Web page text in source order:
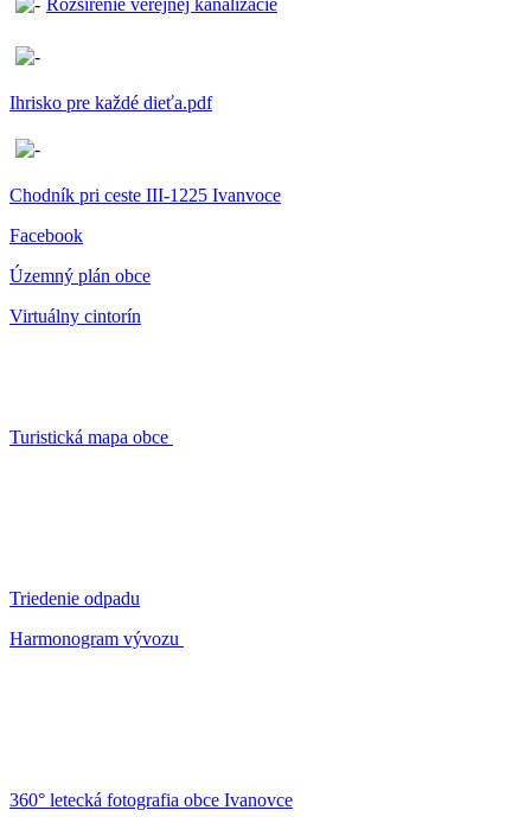
Rozšírenie verejnej kanalizácie
Ihrisko pre každé dieťa.pdf
Chodník pri ceste III-1225 Ivanvoce
Facebook
Územný plán obce
Virtuálny cintorín
Turistická mapa obce
Triedenie odpadu
Harmonogram vývozu
360° letecká fotografia obce Ivanovce